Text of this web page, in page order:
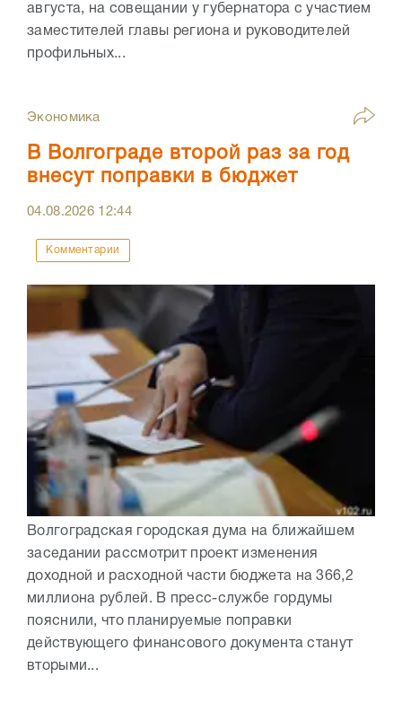
августа, на совещании у губернатора с участием
заместителей главы региона и руководителей
профильных...
Экономика
В Волгограде второй раз за год
внесут поправки в бюджет
04.08.2026 12:44
Комментарии
Волгоградская городская дума на ближайшем
заседании рассмотрит проект изменения
доходной и расходной части бюджета на 366,2
миллиона рублей. В пресс-службе гордумы
пояснили, что планируемые поправки
действующего финансового документа станут
вторыми...